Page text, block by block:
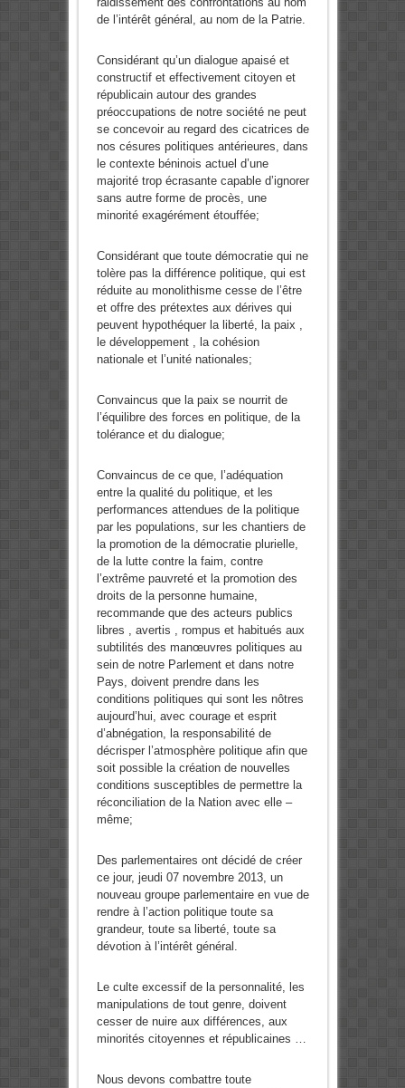
de l’intérêt général, au nom de la Patrie.
Considérant qu’un dialogue apaisé et
constructif et effectivement citoyen et
républicain autour des grandes
préoccupations de notre société ne peut
se concevoir au regard des cicatrices de
nos césures politiques antérieures, dans
le contexte béninois actuel d’une
majorité trop écrasante capable d’ignorer
sans autre forme de procès, une
minorité exagérément étouffée;
Considérant que toute démocratie qui ne
tolère pas la différence politique, qui est
réduite au monolithisme cesse de l’être
et offre des prétextes aux dérives qui
peuvent hypothéquer la liberté, la paix ,
le développement , la cohésion
nationale et l’unité nationales;
Convaincus que la paix se nourrit de
l’équilibre des forces en politique, de la
tolérance et du dialogue;
Convaincus de ce que, l’adéquation
entre la qualité du politique, et les
performances attendues de la politique
par les populations, sur les chantiers de
la promotion de la démocratie plurielle,
de la lutte contre la faim, contre
l’extrême pauvreté et la promotion des
droits de la personne humaine,
recommande que des acteurs publics
libres , avertis , rompus et habitués aux
subtilités des manœuvres politiques au
sein de notre Parlement et dans notre
Pays, doivent prendre dans les
conditions politiques qui sont les nôtres
aujourd’hui, avec courage et esprit
d’abnégation, la responsabilité de
décrisper l’atmosphère politique afin que
soit possible la création de nouvelles
conditions susceptibles de permettre la
réconciliation de la Nation avec elle –
même;
Des parlementaires ont décidé de créer
ce jour, jeudi 07 novembre 2013, un
nouveau groupe parlementaire en vue de
rendre à l’action politique toute sa
grandeur, toute sa liberté, toute sa
dévotion à l’intérêt général.
Le culte excessif de la personnalité, les
manipulations de tout genre, doivent
cesser de nuire aux différences, aux
minorités citoyennes et républicaines …
Nous devons combattre toute